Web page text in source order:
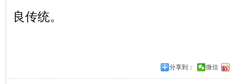
良传统。
分享到： 微信